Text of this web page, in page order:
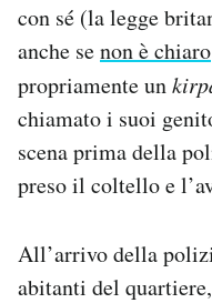
con sé (la legge
anche senon è chiaro
propriamente un
chiamato i suoi
scena prima della
preso il coltello e
All’arrivo della
abitanti del